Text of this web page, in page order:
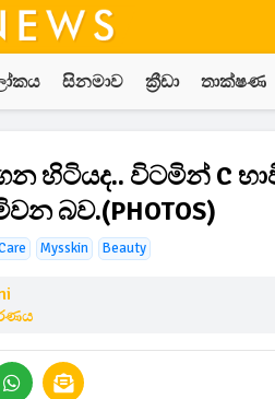
සිනමාව ක්‍රීඩා තාක්ෂණ
හිටියද.. විටමින් C
බව.(PHOTOS)
Mysskin Beauty